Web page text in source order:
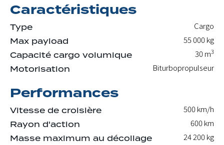
Caractéristiques
Type Cargo
Max payload 55 000kg
Capacité cargo volumique 30m3
Motorisation Biturbopropulseur
Performances
Vitesse de croisière 500 km/h
Rayon d'action 600 km
Masse maximum au décollage 24 200kg